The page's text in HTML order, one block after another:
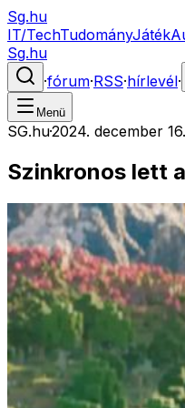
Sg.hu
IT/TechTudományJáték
Sg.hu
·fórum·RSS·hírlevél·
Menü
SG.hu·2024. december 16.
Szinkronos lett